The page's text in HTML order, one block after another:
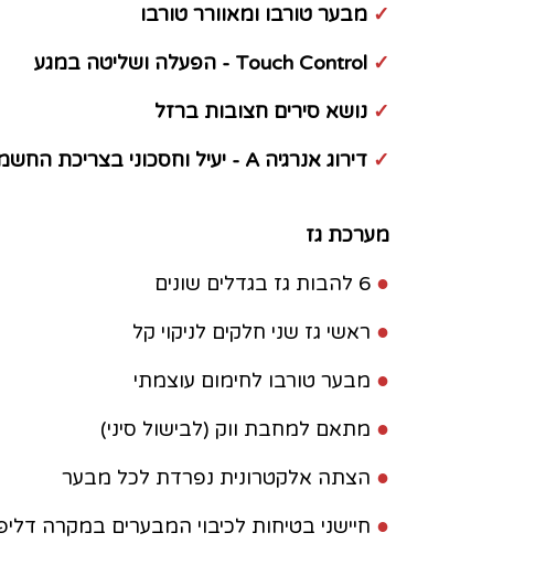
✓ מבער טורבו ומאוורר טורבו
✓ Touch Control - הפעלה ושליטה במגע
✓ נושא סירים חצובות ברזל
✓ דירוג אנרגיה A - יעיל וחסכוני בצריכת החשמל
מערכת גז
● 6 להבות גז בגדלים שונים
● ראשי גז שני חלקים לניקוי קל
● מבער טורבו לחימום עוצמתי
● מתאם למחבת ווק (לבישול סיני)
● הצתה אלקטרונית נפרדת לכל מבער
● חיישני בטיחות לכיבוי המבערים במקרה